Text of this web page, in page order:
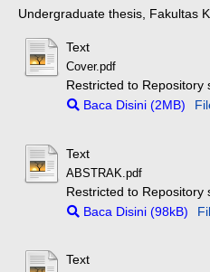
Undergraduate thesis, Fakultas
Text
Cover.pdf
Restricted to Repository
Baca Disini (2MB)
Text
ABSTRAK.pdf
Restricted to Repository
Baca Disini (98kB)
Text